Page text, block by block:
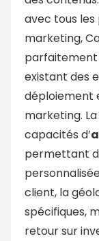
avec tous
marketing,
parfaitement
existant des
déploiement
marketing.
capacités d’
permettant
client, la
spécifiques,
retour sur